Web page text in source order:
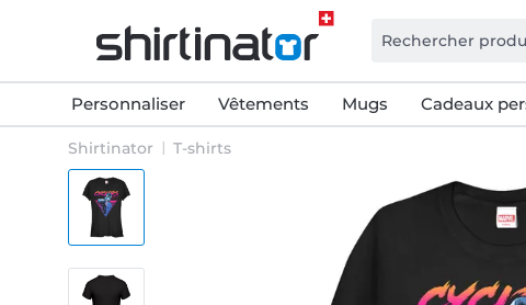
Personnaliser Vêtements Mugs Cadeaux
Shirtinator T-shirts